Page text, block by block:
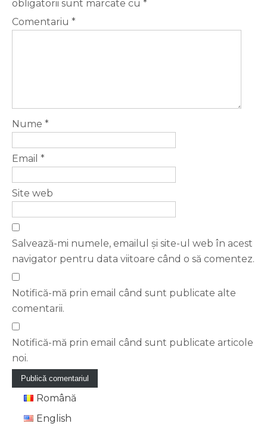
obligatorii sunt marcate cu *
Comentariu *
Nume *
Email *
Site web
Salvează-mi numele, emailul și site-ul web în acest
navigator pentru data viitoare când o să comentez.
Notifică-mă prin email când sunt publicate alte
comentarii.
Notifică-mă prin email când sunt publicate articole
noi.
Română
English